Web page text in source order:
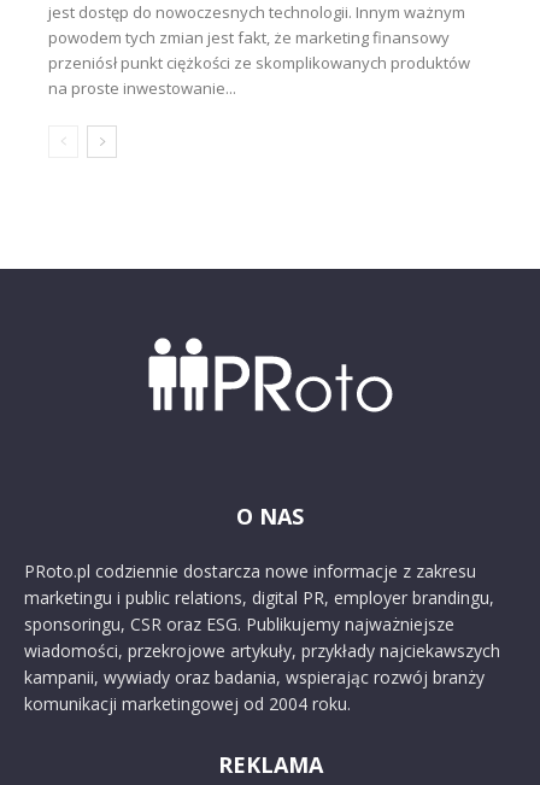
jest dostęp do nowoczesnych technologii. Innym ważnym
powodem tych zmian jest fakt, że marketing finansowy
przeniósł punkt ciężkości ze skomplikowanych produktów
na proste inwestowanie...
O NAS
PRoto.pl codziennie dostarcza nowe informacje z zakresu
marketingu i public relations, digital PR, employer brandingu,
sponsoringu, CSR oraz ESG. Publikujemy najważniejsze
wiadomości, przekrojowe artykuły, przykłady najciekawszych
kampanii, wywiady oraz badania, wspierając rozwój branży
komunikacji marketingowej od 2004 roku.
REKLAMA